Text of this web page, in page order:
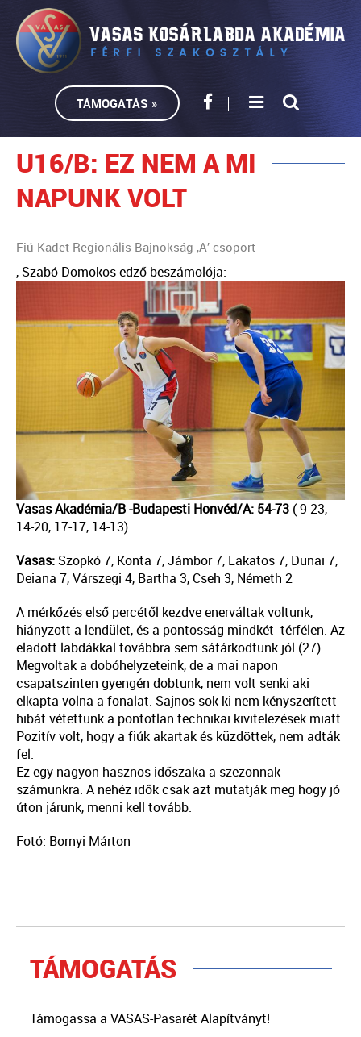
TÁMOGATÁS »
U16/B: EZ NEM A MI
NAPUNK VOLT
Fiú Kadet Regionális Bajnokság ,A’ csoport
, Szabó Domokos edző beszámolója:
Vasas Akadémia/B -Budapesti Honvéd/A: 54-73 ( 9-23,
14-20, 17-17, 14-13)
Vasas: Szopkó 7, Konta 7, Jámbor 7, Lakatos 7, Dunai 7,
Deiana 7, Várszegi 4, Bartha 3, Cseh 3, Németh 2
A mérkőzés első percétől kezdve enerváltak voltunk,
hiányzott a lendület, és a pontosság mindkét térfélen. Az
eladott labdákkal továbbra sem sáfárkodtunk jól.(27)
Megvoltak a dobóhelyzeteink, de a mai napon
csapatszinten gyengén dobtunk, nem volt senki aki
elkapta volna a fonalat. Sajnos sok ki nem kényszerített
hibát vétettünk a pontotlan technikai kivitelezések miatt.
Pozitív volt, hogy a fiúk akartak és küzdöttek, nem adták
fel.
Ez egy nagyon hasznos időszaka a szezonnak
számunkra. A nehéz idők csak azt mutatják meg hogy jó
úton járunk, menni kell tovább.
Fotó: Bornyi Márton
TÁMOGATÁS
Támogassa a VASAS-Pasarét Alapítványt!